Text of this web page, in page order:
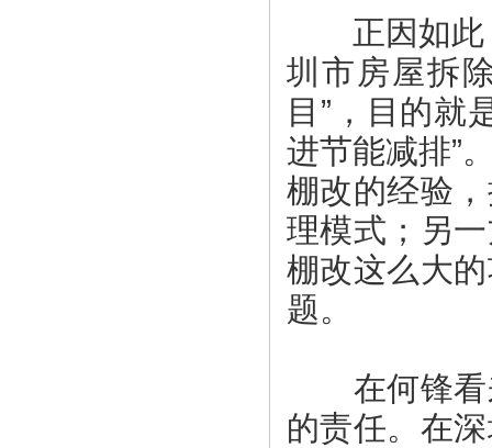
正因如此，
圳市房屋拆
目”，目的就
进节能减排”
棚改的经验
理模式；另
棚改这么大
题。
在何锋看
的责任。在